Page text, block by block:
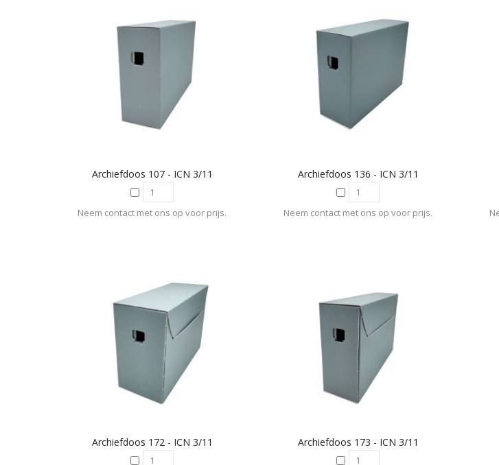
Archiefdoos 107 - ICN 3/11
Neem contact met ons op voor prijs.
Archiefdoos 136 - ICN 3/11
Neem contact met ons op voor prijs.
Archiefdoos 172 - ICN 3/11 Archiefdoos 173 - ICN 3/11